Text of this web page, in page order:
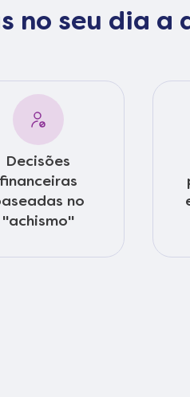
no seu dia a
Decisões
financeiras
no
"achismo"